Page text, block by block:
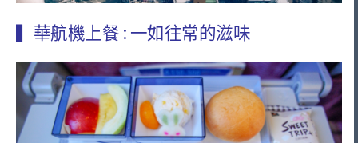
▍華航機上餐 : 一如往常的滋味